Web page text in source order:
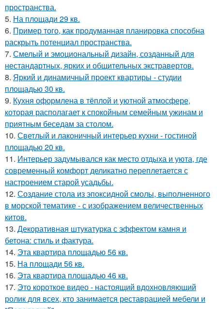
пространства.
5. На площади 29 кв.
6. Пример того, как продуманная планировка способна
раскрыть потенциал пространства.
7. Смелый и эмоциональный дизайн, созданный для
нестандартных, ярких и общительных экстравертов.
8. Яркий и динамичный проект квартиры - студии
площадью 30 кв.
9. Кухня оформлена в тёплой и уютной атмосфере,
которая располагает к спокойным семейным ужинам и
приятным беседам за столом.
10. Светлый и лаконичный интерьер кухни - гостиной
площадью 20 кв.
11. Интерьер задумывался как место отдыха и уюта, где
современный комфорт деликатно переплетается с
настроением старой усадьбы.
12. Создание стола из эпоксидной смолы, выполненного
в морской тематике - с изображением величественных
китов.
13. Декоративная штукатурка с эффектом камня и
бетона: стиль и фактура.
14. Эта квартира площадью 56 кв.
15. На площади 56 кв.
16. Эта квартира площадью 46 кв.
17. Это короткое видео - настоящий вдохновляющий
ролик для всех, кто занимается реставрацией мебели и